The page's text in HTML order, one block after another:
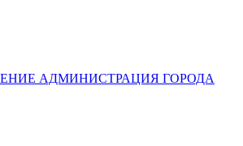
АДМИНИСТРАЦИЯ ГОРОДА